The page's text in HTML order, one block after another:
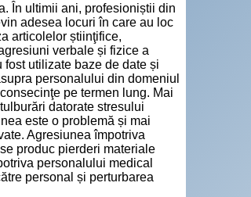
În ultimii ani, profesioniștii din
adesea locuri în care au loc
articolelor știinţifice,
verbale și fizice a
utilizate baze de date și
personalului din domeniul
pe termen lung. Mai
datorate stresului
este o problemă și mai
Agresiunea împotriva
produc pierderi materiale
personalului medical
personal și perturbarea